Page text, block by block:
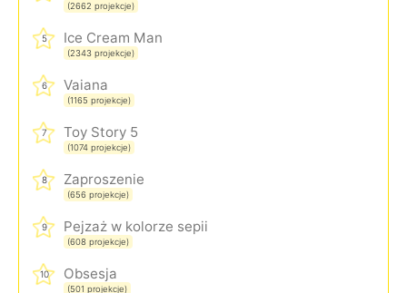
(2662 projekcje)
5 Ice Cream Man
(2343 projekcje)
6 Vaiana
(1165 projekcje)
7 Toy Story 5
(1074 projekcje)
8 Zaproszenie
(656 projekcje)
9 Pejzaż w kolorze sepii
(608 projekcje)
10 Obsesja
(501 projekcje)